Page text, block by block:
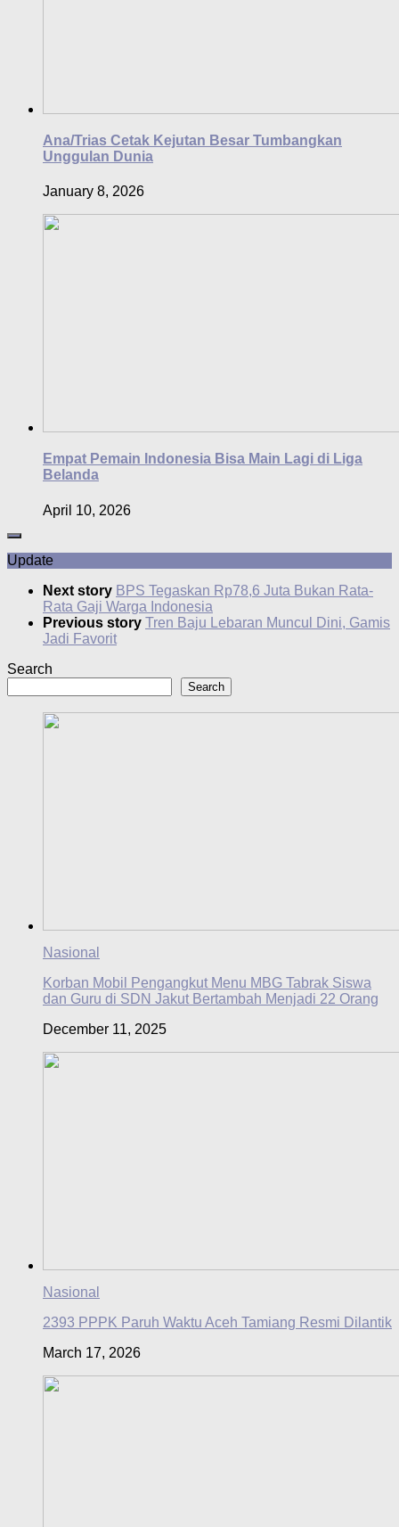
Ana/Trias Cetak Kejutan Besar Tumbangkan
Unggulan Dunia
January 8, 2026
Empat Pemain Indonesia Bisa Main Lagi di Liga
Belanda
April 10, 2026
Update
Next story BPS Tegaskan Rp78,6 Juta Bukan Rata-
Rata Gaji Warga Indonesia
Previous story Tren Baju Lebaran Muncul Dini, Gamis
Jadi Favorit
Search
Search
Nasional
Korban Mobil Pengangkut Menu MBG Tabrak Siswa
dan Guru di SDN Jakut Bertambah Menjadi 22 Orang
December 11, 2025
Nasional
2393 PPPK Paruh Waktu Aceh Tamiang Resmi Dilantik
March 17, 2026